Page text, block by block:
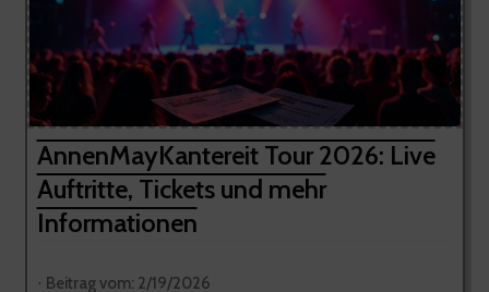
AnnenMayKantereit Tour 2026: Live
Auftritte, Tickets und mehr
Informationen
⋅ Beitrag vom: 2/19/2026